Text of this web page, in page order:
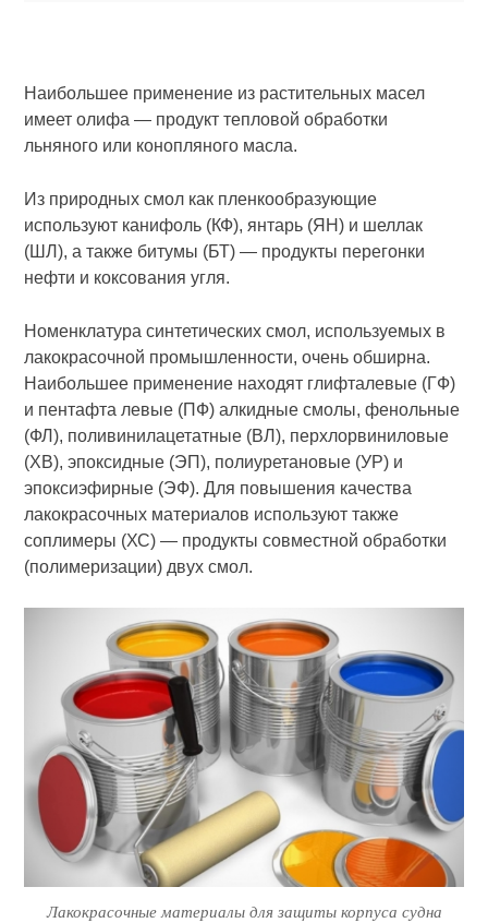
Наибольшее применение из расти­тельных масел
имеет олифа — про­дукт тепловой обработки
льняного или конопляного масла.
Из природных смол как пленко­образующие
используют канифоль (КФ), янтарь (ЯН) и шеллак
(ШЛ), а также битумы (БТ) — продукты перегонки
нефти и коксования угля.
Номенклатура синтетических смол, используемых в
лакокрасочной про­мышленности, очень обширна.
Наи­большее применение находят глифталевые (ГФ)
и пентафта левые (ПФ) алкидные смолы, фенольные
(ФЛ), поливинилацетатные (ВЛ), перхлорвиниловые
(ХВ), эпоксид­ные (ЭП), полиуретановые (УР) и
эпоксиэфирные (ЭФ). Для повы­шения качества
лакокрасочных материалов используют также
соплимеры (ХС) — продукты совместной обработки
(полимеризации) двух смол.
Лакокрасочные материалы для защиты корпуса судна